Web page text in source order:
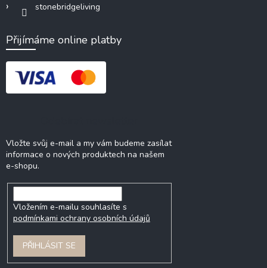
stonebridgeliving
Přijímáme online platby
Vložte svůj e-mail a my vám budeme zasílat
informace o nových produktech na našem
e-shopu.
Vložením e-mailu souhlasíte s
podmínkami ochrany osobních údajů
PŘIHLÁSIT SE